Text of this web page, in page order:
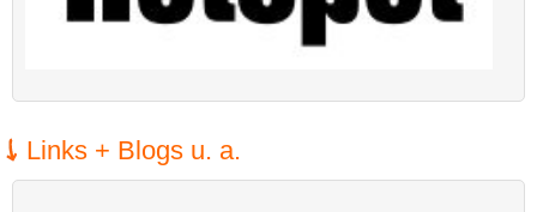
Links + Blogs u. a.